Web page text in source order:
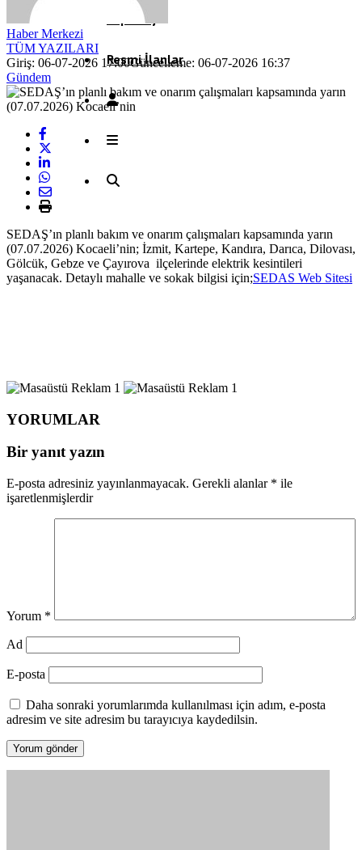
Röportaj
Resmi İlanlar
Haber Merkezi
TÜM YAZILARI
Giriş: 06-07-2026 17:00Güncelleme: 06-07-2026 16:37
Gündem
SEDAŞ’ın planlı bakım ve onarım çalışmaları kapsamında yarın
(07.07.2026) Kocaeli’nin; İzmit, Kartepe, Kandıra, Darıca, Dilovası,
Gölcük, Gebze ve Çayırova ilçelerinde elektrik kesintileri
yaşanacak. Detaylı mahalle ve sokak bilgisi için;SEDAS Web Sitesi
YORUMLAR
Bir yanıt yazın
E-posta adresiniz yayınlanmayacak. Gerekli alanlar * ile
işaretlenmişlerdir
Yorum *
Ad
E-posta
Daha sonraki yorumlarımda kullanılması için adım, e-posta
adresim ve site adresim bu tarayıcıya kaydedilsin.